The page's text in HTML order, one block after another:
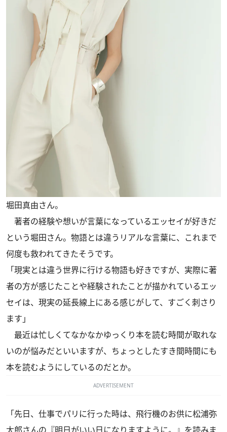
堀田真由さん。
著者の経験や想いが言葉になっているエッセイが好きだ
という堀田さん。物語とは違うリアルな言葉に、これまで
何度も救われてきたそうです。
「現実とは違う世界に行ける物語も好きですが、実際に著
者の方が感じたことや経験されたことが描かれているエッ
セイは、現実の延長線上にある感じがして、すごく刺さり
ます」
最近は忙しくてなかなかゆっくり本を読む時間が取れな
いのが悩みだといいますが、ちょっとしたすき間時間にも
本を読むようにしているのだとか。
ADVERTISEMENT
「先日、仕事でパリに行った時は、飛行機のお供に松浦弥